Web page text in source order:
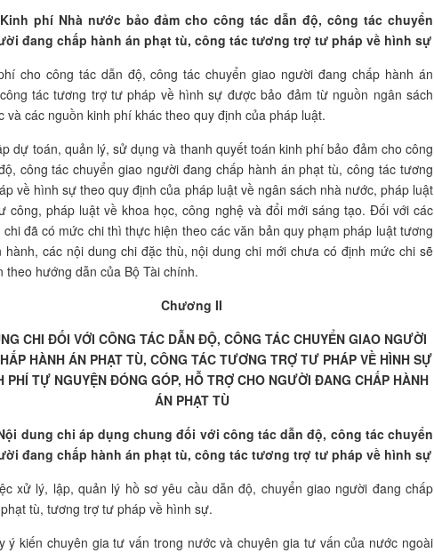
phí Nhà nước bảo đảm cho công tác dẫn độ, công tác chuyển
đang chấp hành án phạt tù, công tác tương trợ tư pháp về hình sự
cho công tác dẫn độ, công tác chuyển giao người đang chấp hành án
tác tương trợ tư pháp về hình sự được bảo đảm từ nguồn ngân sách
và các nguồn kinh phí khác theo quy định của pháp luật.
dự toán, quản lý, sử dụng và thanh quyết toán kinh phí bảo đảm cho công
công tác chuyển giao người đang chấp hành án phạt tù, công tác tương
về hình sự theo quy định của pháp luật về ngân sách nhà nước, pháp luật
công, pháp luật về khoa học, công nghệ và đổi mới sáng tạo. Đối với các
chi đã có mức chi thì thực hiện theo các văn bản quy phạm pháp luật tương
hành, các nội dung chi đặc thù, nội dung chi mới chưa có định mức chi sẽ
theo hướng dẫn của Bộ Tài chính.
Chương II
CHI ĐỐI VỚI CÔNG TÁC DẪN ĐỘ, CÔNG TÁC CHUYỂN GIAO NGƯỜI
HÀNH ÁN PHẠT TÙ, CÔNG TÁC TƯƠNG TRỢ TƯ PHÁP VỀ HÌNH SỰ
PHÍ TỰ NGUYỆN ĐÓNG GÓP, HỖ TRỢ CHO NGƯỜI ĐANG CHẤP HÀNH
ÁN PHẠT TÙ
dung chi áp dụng chung đối với công tác dẫn độ, công tác chuyển
đang chấp hành án phạt tù, công tác tương trợ tư pháp về hình sự
xử lý, lập, quản lý hồ sơ yêu cầu dẫn độ, chuyển giao người đang chấp
tù, tương trợ tư pháp về hình sự.
ý kiến chuyên gia tư vấn trong nước và chuyên gia tư vấn của nước ngoài